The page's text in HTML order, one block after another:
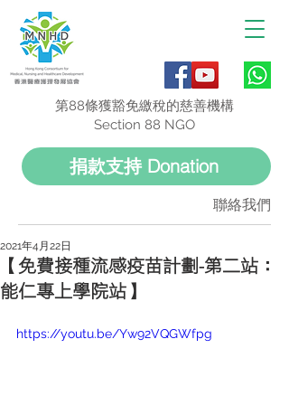
聯絡我們
捐款支持 Donation
第88條獲豁免繳稅的慈善機構
Section 88 NGO
【免費接種流感疫苗計劃-第二站：
能仁專上學院站】
2021年4月22日
https://youtu.be/Yw92VQGWfpg